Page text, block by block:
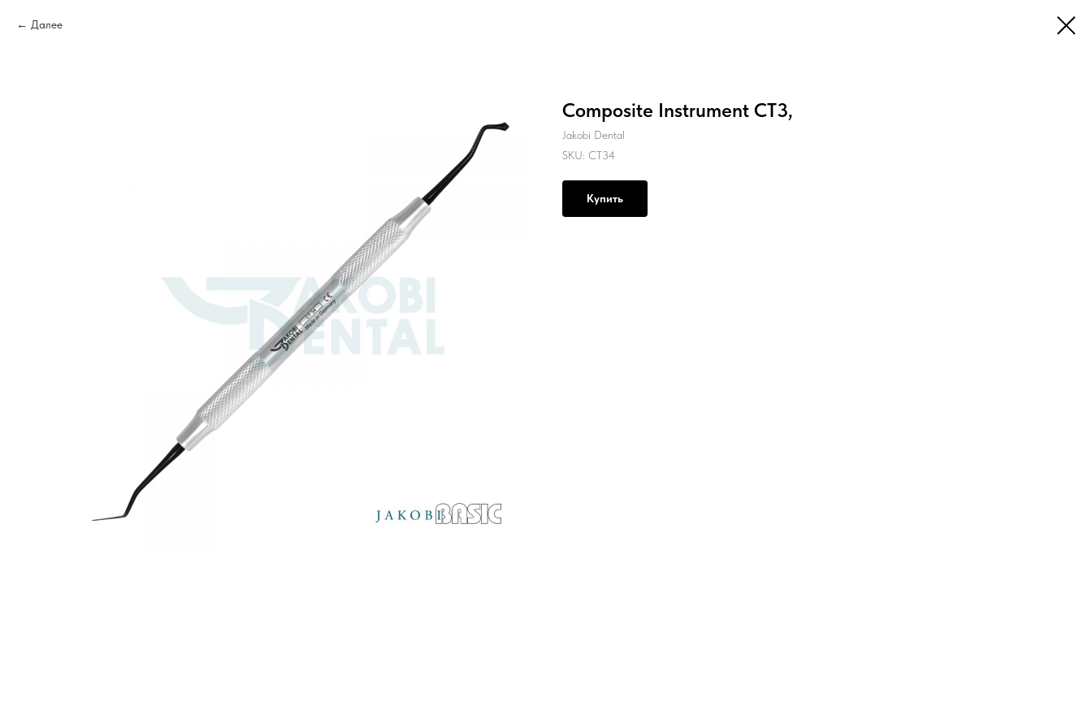
Далее
Composite Instrument CT3,
Jakobi Dental
SKU: CT34
Купить